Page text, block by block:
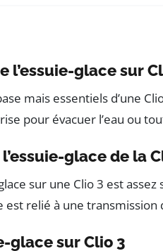
l’essuie-glace sur
mais essentiels d’une
pour évacuer l’eau ou
glace de la
sur une Clio 3 est
est relié à une
glace sur Clio 3